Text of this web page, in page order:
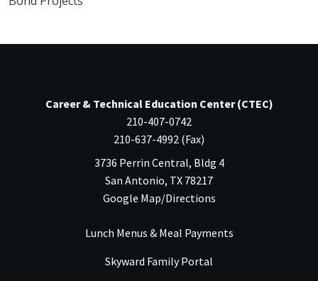
Career & Technical Education Center (CTEC)
210-407-0742
210-637-4992 (Fax)
3736 Perrin Central, Bldg 4
San Antonio, TX 78217
Google Map/Directions
Lunch Menus & Meal Payments
Skyward Family Portal